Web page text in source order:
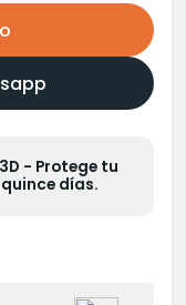
- Protege tu
días.